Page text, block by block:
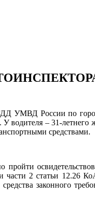
УМВД России по
водителя – 31-
средствами.
части 2 статьи 12.26
законного